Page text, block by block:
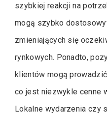
szybkiej reakcji na
mogą szybko
zmieniających się
rynkowych. Ponadto,
klientów mogą
co jest niezwykle cenne
Lokalne wydarzenia czy